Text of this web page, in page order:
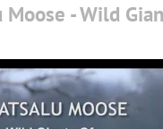
Moose - Wild